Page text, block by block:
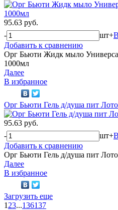
95.63 руб.
-
шт+
Добавить к сравнению
Орг Бьюти Жидк мыло
1000мл
Далее
В избранное
Орг Бьюти Гель д/душа пит
95.63 руб.
-
шт+
Добавить к сравнению
Орг Бьюти Гель д/душа пит
Далее
В избранное
Загрузить еще
1 23...136137